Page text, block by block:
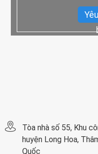
Tòa nhà số 55, Khu
huyện Long Hoa,
Quốc